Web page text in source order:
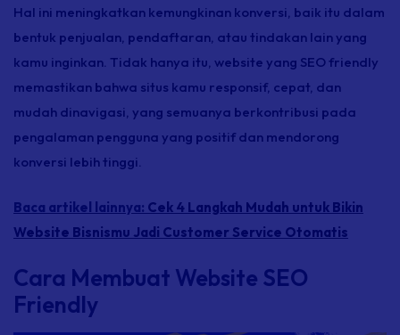
Hal ini meningkatkan kemungkinan konversi, baik itu dalam
bentuk penjualan, pendaftaran, atau tindakan lain yang
kamu inginkan. Tidak hanya itu, website yang SEOfriendly
memastikan bahwa situs kamu responsif, cepat, dan
mudah dinavigasi, yang semuanya berkontribusi pada
pengalaman pengguna yang positif dan mendorong
konversi lebih tinggi.
Baca artikel lainnya: Cek 4 Langkah Mudah untuk Bikin
Website Bisnismu Jadi Customer Service Otomatis
Cara Membuat Website SEO
Friendly